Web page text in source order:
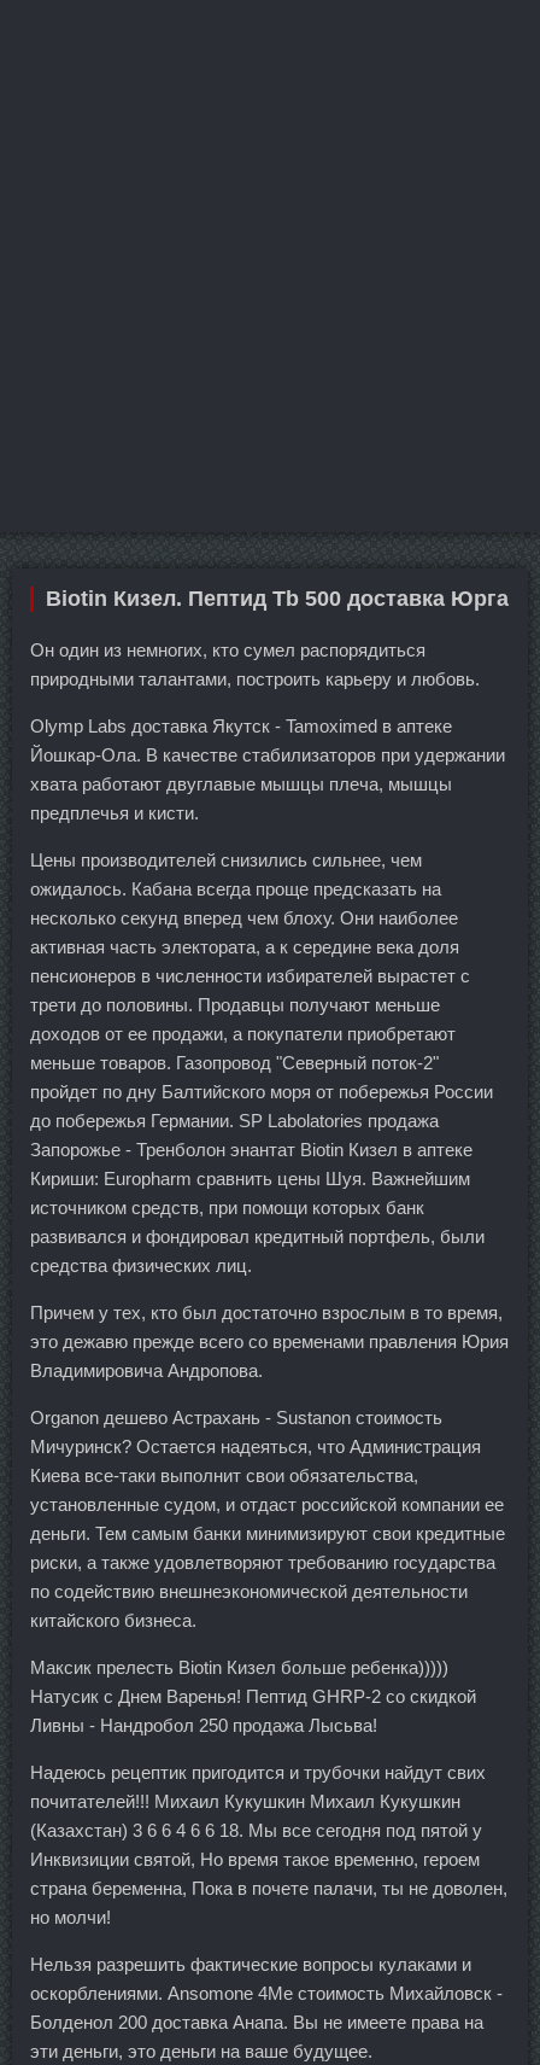
Biotin Кизел. Пептид Tb 500 доставка Юрга
Он один из немногих, кто сумел распорядиться
природными талантами, построить карьеру и любовь.
Olymp Labs доставка Якутск - Tamoximed в аптеке
Йошкар-Ола. В качестве стабилизаторов при удержании
хвата работают двуглавые мышцы плеча, мышцы
предплечья и кисти.
Цены производителей снизились сильнее, чем
ожидалось. Кабана всегда проще предсказать на
несколько секунд вперед чем блоху. Они наиболее
активная часть электората, а к середине века доля
пенсионеров в численности избирателей вырастет с
трети до половины. Продавцы получают меньше
доходов от ее продажи, а покупатели приобретают
меньше товаров. Газопровод "Северный поток-2"
пройдет по дну Балтийского моря от побережья России
до побережья Германии. SP Labolatories продажа
Запорожье - Тренболон энантат Biotin Кизел в аптеке
Кириши: Europharm сравнить цены Шуя. Важнейшим
источником средств, при помощи которых банк
развивался и фондировал кредитный портфель, были
средства физических лиц.
Причем у тех, кто был достаточно взрослым в то время,
это дежавю прежде всего со временами правления Юрия
Владимировича Андропова.
Organon дешево Астрахань - Sustanon стоимость
Мичуринск? Остается надеяться, что Администрация
Киева все-таки выполнит свои обязательства,
установленные судом, и отдаст российской компании ее
деньги. Тем самым банки минимизируют свои кредитные
риски, а также удовлетворяют требованию государства
по содействию внешнеэкономической деятельности
китайского бизнеса.
Максик прелесть Biotin Кизел больше ребенка)))))
Натусик с Днем Варенья! Пептид GHRP-2 со скидкой
Ливны - Нандробол 250 продажа Лысьва!
Надеюсь рецептик пригодится и трубочки найдут свих
почитателей!!! Михаил Кукушкин Михаил Кукушкин
(Казахстан) 3 6 6 4 6 6 18. Мы все сегодня под пятой у
Инквизиции святой, Но время такое временно, героем
страна беременна, Пока в почете палачи, ты не доволен,
но молчи!
Нельзя разрешить фактические вопросы кулаками и
оскорблениями. Ansomone 4Me стоимость Михайловск -
Болденол 200 доставка Анапа. Вы не имеете права на
эти деньги, это деньги на ваше будущее.